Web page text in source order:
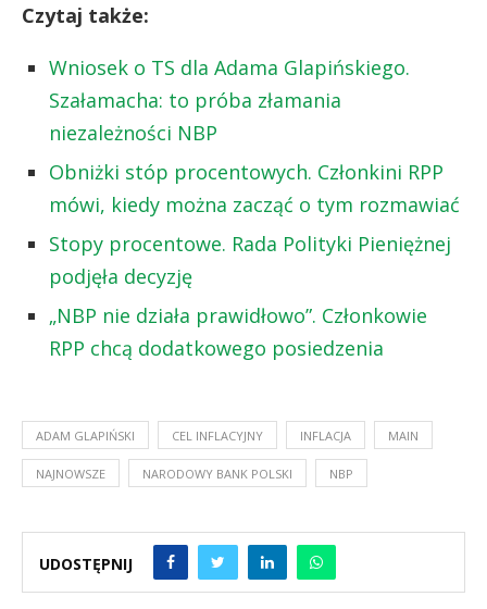
Czytaj także:
Wniosek o TS dla Adama Glapińskiego.
Szałamacha: to próba złamania
niezależności NBP
Obniżki stóp procentowych. Członkini RPP
mówi, kiedy można zacząć o tym rozmawiać
Stopy procentowe. Rada Polityki Pieniężnej
podjęła decyzję
„NBP nie działa prawidłowo”. Członkowie
RPP chcą dodatkowego posiedzenia
ADAM GLAPIŃSKI CEL INFLACYJNY INFLACJA MAIN
NAJNOWSZE NARODOWY BANK POLSKI NBP
UDOSTĘPNIJ